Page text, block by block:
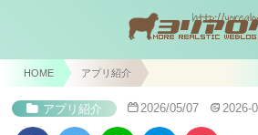
HOME アプリ紹介
アプリ紹介 2026/05/07 2026-